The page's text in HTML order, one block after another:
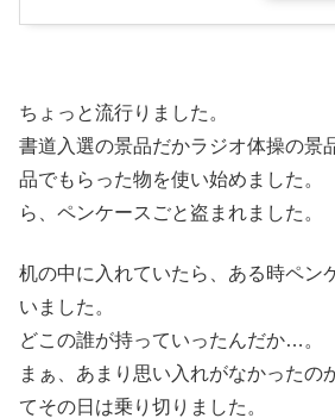
ちょっと流行りました。
書道入選の景品だかラジオ体操の景
品でもらった物を使い始めました。
ら、ペンケースごと盗まれました。
机の中に入れていたら、ある時ペン
いました。
どこの誰が持っていったんだか…。
まぁ、あまり思い入れがなかったの
てその日は乗り切りました。